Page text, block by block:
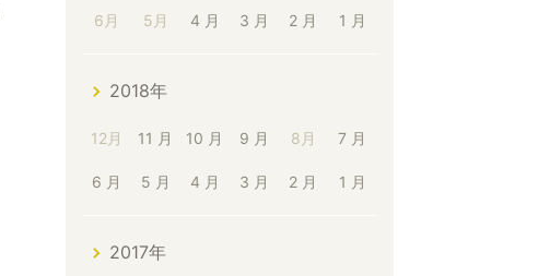
6月 5月 4 月 3 月 2 月 1 月
2018年
12月 11 月 10 月 9 月 8月 7 月
6 月 5 月 4 月 3 月 2 月 1 月
2017年